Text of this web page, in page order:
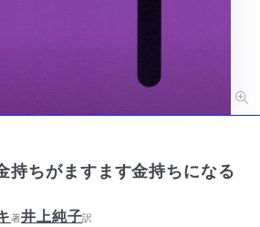
持ちがますます金持ちになる
著井上純子訳